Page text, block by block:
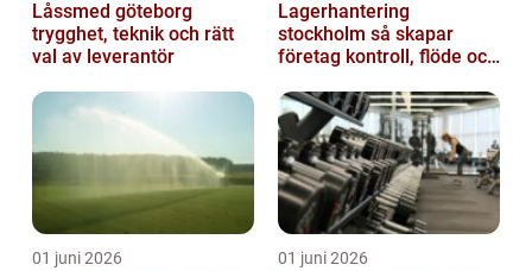
Låssmed göteborg
trygghet, teknik och rätt
val av leverantör
Lagerhantering
stockholm så skapar
företag kontroll, flöde och
01 juni 2026 01 juni 2026